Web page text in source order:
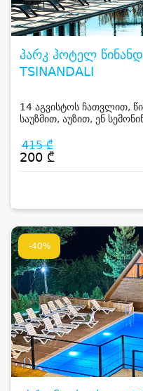
პარკ ჰოტელ
TSINANDALI
14 აგვისტოს ჩათვლით,
საუზმით, აუზით, ენ
415 ₾
200 ₾
-40%